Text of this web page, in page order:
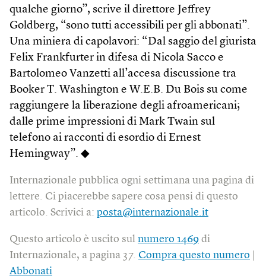
qualche giorno”, scrive il direttore Jeffrey
Goldberg, “sono tutti accessibili per gli abbonati”.
Una miniera di capolavori: “Dal saggio del giurista
Felix Frankfurter in difesa di Nicola Sacco e
Bartolomeo Vanzetti all’accesa discussione tra
Booker T. Washington e W.E.B. Du Bois su come
raggiungere la liberazione degli afroamericani;
dalle prime impressioni di Mark Twain sul
telefono ai racconti di esordio di Ernest
Hemingway”. ◆
Internazionale pubblica ogni settimana una pagina di
lettere. Ci piacerebbe sapere cosa pensi di questo
articolo. Scrivici a: posta@internazionale.it
Questo articolo è uscito sul numero 1469 di
Internazionale, a pagina 37. Compra questo numero
Abbonati